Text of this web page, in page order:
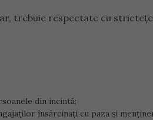
trebuie respectate cu
din incintă;
însărcinați cu paza și